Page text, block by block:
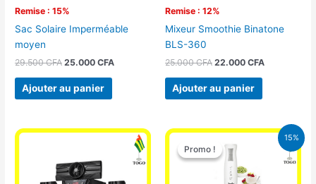
Remise : 15%
Sac Solaire Imperméable
moyen
29.500CFA 25.000CFA
Ajouter au panier
Remise : 12%
Mixeur Smoothie Binatone
BLS-360
25.000CFA 22.000 CFA
Ajouter au panier
15%
Promo !
Promo !
Le
prix
initial
était :
12.900 CFA.
Le